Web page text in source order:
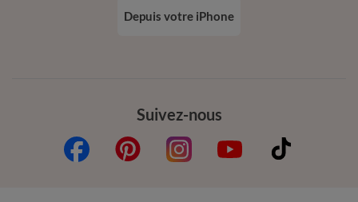
Suivez-nous
Depuis votre iPhone